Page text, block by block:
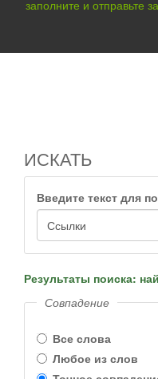
заполните и отправьте
ИСКАТЬ
Введите текст для
Результаты поиска:
Совпадение
Все слова
Любое из слов